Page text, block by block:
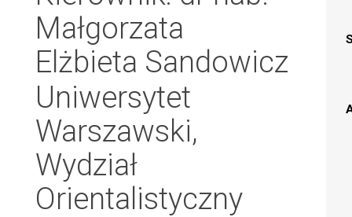
Małgorzata
Elżbieta Sandowicz
Uniwersytet
Warszawski,
Wydział
Orientalistyczny